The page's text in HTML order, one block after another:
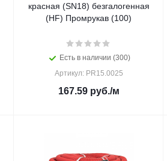
красная (SN18) безгалогенная
(HF) Промрукав (100)
Есть в наличии (300)
Артикул: PR15.0025
167.59руб./м